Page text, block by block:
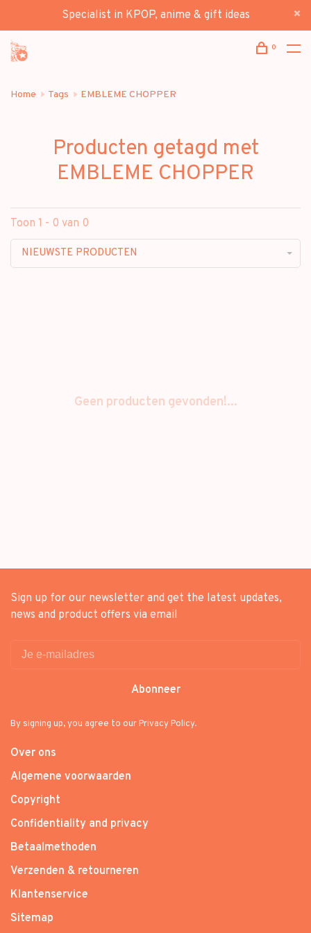
Specialist in KPOP, anime & gift ideas
0
Home Tags EMBLEME CHOPPER
Producten getagd met
EMBLEME CHOPPER
Toon 1 - 0 van 0
NIEUWSTE PRODUCTEN
Geen producten gevonden!...
Sign up for our newsletter and get the latest updates,
news and product offers via email
Abonneer
By signing up, you agree to our Privacy Policy.
Over ons
Algemene voorwaarden
Copyright
Confidentiality and privacy
Betaalmethoden
Verzenden & retourneren
Klantenservice
Sitemap